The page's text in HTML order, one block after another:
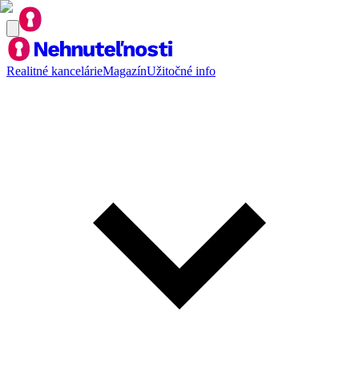
Realitné kancelárieMagazínUžitočné info